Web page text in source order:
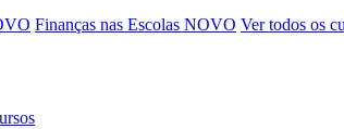
Finanças nas Escolas NOVO Ver todos os